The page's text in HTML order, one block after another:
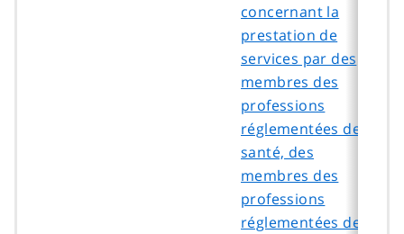
concernant la
prestation de
services par des
membres des
professions
réglementées de la
santé, des
membres des
professions
réglementées des